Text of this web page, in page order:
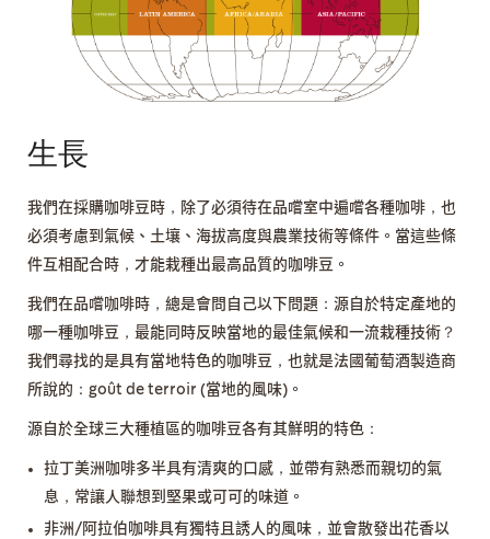
生長
我們在採購咖啡豆時，除了必須待在品嚐室中遍嚐各種咖啡，也
必須考慮到氣候、土壤、海拔高度與農業技術等條件。當這些條
件互相配合時，才能栽種出最高品質的咖啡豆。
我們在品嚐咖啡時，總是會問自己以下問題：源自於特定產地的
哪一種咖啡豆，最能同時反映當地的最佳氣候和一流栽種技術？
我們尋找的是具有當地特色的咖啡豆，也就是法國葡萄酒製造商
所說的：goût de terroir (當地的風味)。
源自於全球三大種植區的咖啡豆各有其鮮明的特色：
拉丁美洲咖啡多半具有清爽的口感，並帶有熟悉而親切的氣
息，常讓人聯想到堅果或可可的味道。
非洲/阿拉伯咖啡具有獨特且誘人的風味，並會散發出花香以